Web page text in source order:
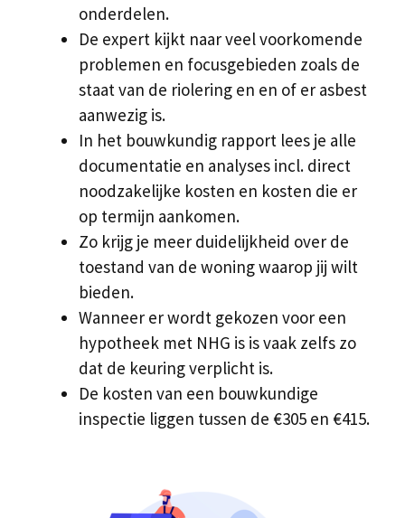
onderdelen.
De expert kijkt naar veel voorkomende
problemen en focusgebieden zoals de
staat van de riolering en en of er asbest
aanwezig is.
In het bouwkundig rapport lees je alle
documentatie en analyses incl. direct
noodzakelijke kosten en kosten die er
op termijn aankomen.
Zo krijg je meer duidelijkheid over de
toestand van de woning waarop jij wilt
bieden.
Wanneer er wordt gekozen voor een
hypotheek met NHG is is vaak zelfs zo
dat de keuring verplicht is.
De kosten van een bouwkundige
inspectie liggen tussen de €305 en €415.